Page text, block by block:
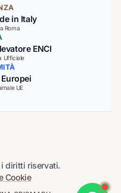
in Italy
Roma
ENCI
Ufficiale
UE
diritti riservati.
Cookie